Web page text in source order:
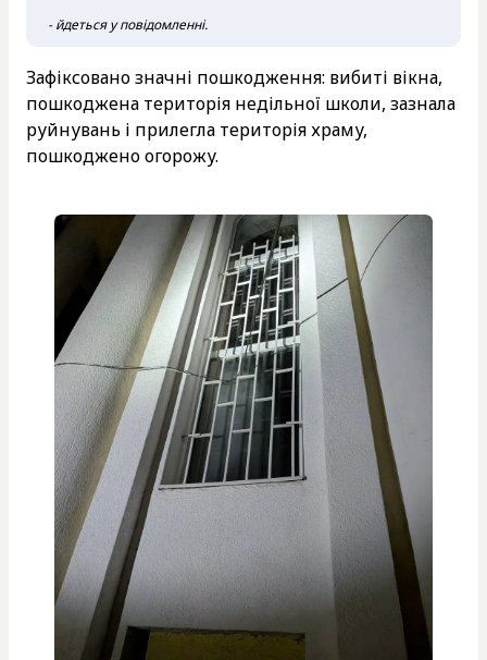
- йдеться у повідомленні.
Зафіксовано значні пошкодження: вибиті вікна,
пошкоджена територія недільної школи, зазнала
руйнувань і прилегла територія храму,
пошкоджено огорожу.